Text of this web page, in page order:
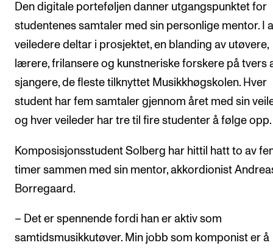
Den digitale porteføljen danner utgangspunktet for
studentenes samtaler med sin personlige mentor. I
veiledere deltar i prosjektet, en blanding av utøvere,
lærere, frilansere og kunstneriske forskere på tvers
sjangere, de fleste tilknyttet Musikkhøgskolen. Hver
student har fem samtaler gjennom året med sin
og hver veileder har tre til fire studenter å følge opp.
Komposisjonsstudent Solberg har hittil hatt to av
timer sammen med sin mentor, akkordionist
Borregaard.
– Det er spennende fordi han er aktiv som
samtidsmusikkutøver. Min jobb som komponist er å